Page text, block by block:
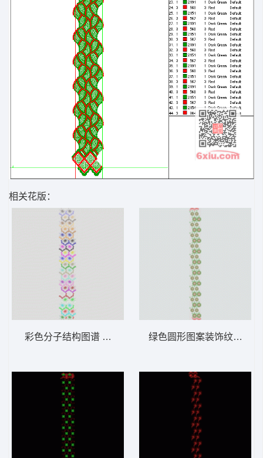
相关花版：
彩色分子结构图谱 窗帘版带 绿色圆形图案装饰纹样 窗